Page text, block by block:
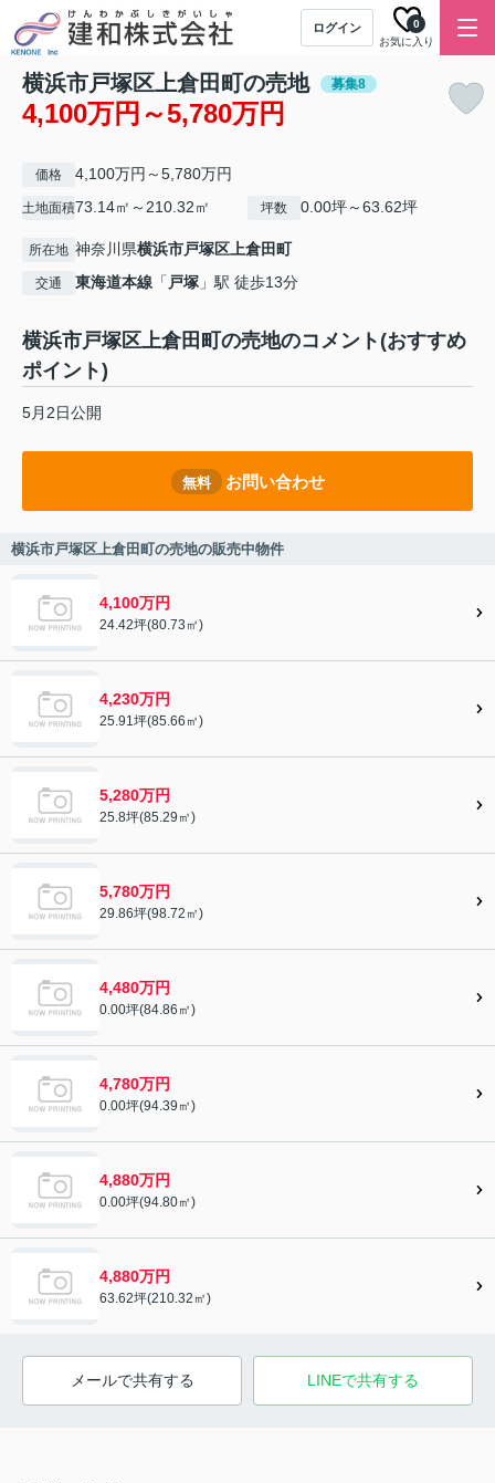
ログイン
お気に入り
0
横浜市戸塚区上倉田町の売地 募集8
4,100万円～5,780万円
価格 4,100万円～5,780万円
土地面積73.14㎡～210.32㎡ 坪数 0.00坪～63.62坪
所在地 神奈川県横浜市戸塚区 上倉田町
交通 東海道本線 「 戸塚 」駅 徒歩13分
横浜市戸塚区上倉田町の売地のコメント(おすすめ
ポイント)
5月2日公開
無料 お問い合わせ
横浜市戸塚区上倉田町の売地の販売中物件
4,100万円
24.42坪(80.73㎡)
4,230万円
25.91坪(85.66㎡)
5,280万円
25.8坪(85.29㎡)
5,780万円
29.86坪(98.72㎡)
4,480万円
0.00坪(84.86㎡)
4,780万円
0.00坪(94.39㎡)
4,880万円
0.00坪(94.80㎡)
4,880万円
63.62坪(210.32㎡)
メールで共有する LINEで共有する